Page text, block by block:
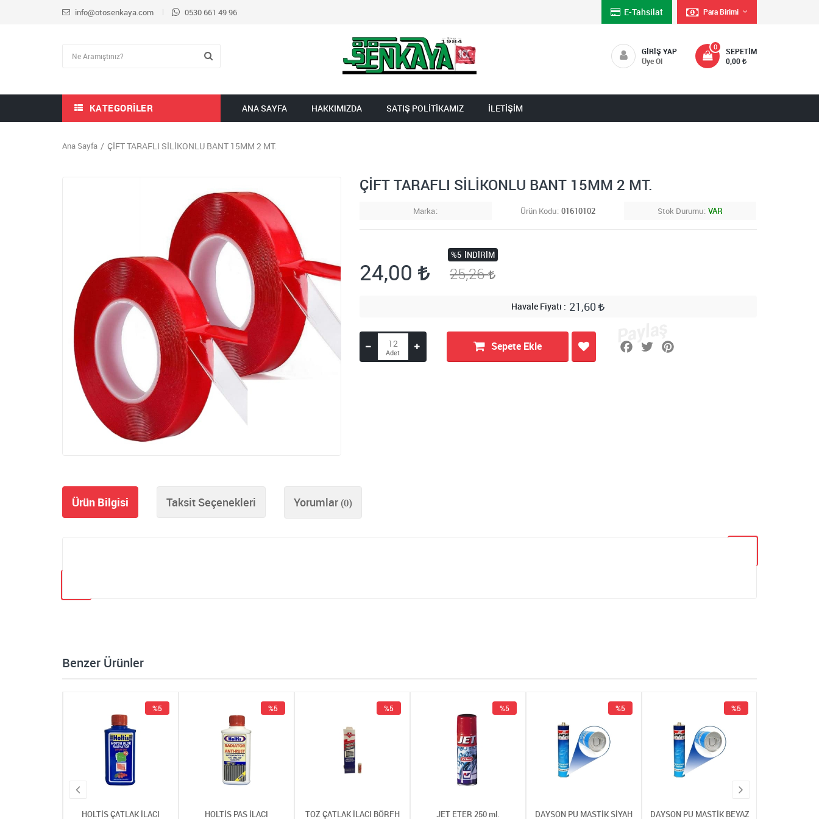
info@otosenkaya.com 0530 661 49 96 E-Tahsilat Para Birimi
SEPETIM
0
0,00
GIRIŞ YAP
Üye Ol
KATEGORILER ANA SAYFA HAKKIMIZDA SATIŞ POLİTİKAMIZ İLETİŞİM
Ana Sayfa ÇİFT TARAFLI SİLİKONLU BANT 15MM 2 MT.
ÇİFT TARAFLI SİLİKONLU BANT 15MM 2 MT.
Marka Ürün Kodu 01610102 Stok Durumu VAR
24,00
%5 İNDIRIM
25,26
Havale Fiyatı 21,60
Sepete Ekle
Ürün Bilgisi Taksit Seçenekleri Yorumlar (0)
Benzer Ürünler
HOLTİS ÇATLAK İLACI
%5
HOLTİS PAS İLACI
%5
TOZ ÇATLAK İLACI BÖRFH
%5
JET ETER 250 ml.
%5
DAYSON PU MASTİK SİYAH
%5
DAYSON PU MASTİK BEYAZ
%5